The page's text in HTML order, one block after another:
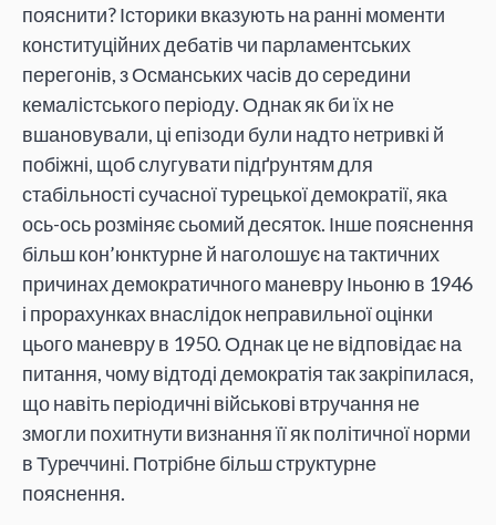
пояснити? Історики вказують на ранні моменти
конституційних дебатів чи парламентських
перегонів, з Османських часів до середини
кемалістського періоду. Однак як би їх не
вшановували, ці епізоди були надто нетривкі й
побіжні, щоб слугувати підґрунтям для
стабільності сучасної турецької демократії, яка
ось-ось розміняє сьомий десяток. Інше пояснення
більш кон’юнктурне й наголошує на тактичних
причинах демократичного маневру Іньоню в 1946
і прорахунках внаслідок неправильної оцінки
цього маневру в 1950. Однак це не відповідає на
питання, чому відтоді демократія так закріпилася,
що навіть періодичні військові втручання не
змогли похитнути визнання її як політичної норми
в Туреччині. Потрібне більш структурне
пояснення.